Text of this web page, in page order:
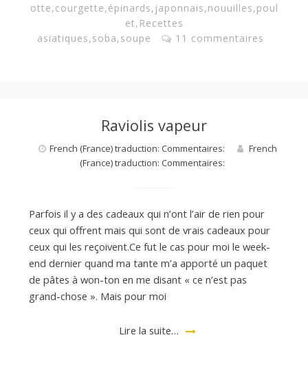
otte,courgette,épinards, japonnais,nouuilles,poul
et, Recettes
asiatiques,soba,soupe 11 commentaires
Raviolis vapeur
French (France) traduction: Commentaires:
French
(France) traduction: Commentaires:
Parfois il y a des cadeaux qui n’ont l’air de rien pour
ceux qui offrent mais qui sont de vrais cadeaux pour
ceux qui les reçoivent.Ce fut le cas pour moi le week-
end dernier quand ma tante m’a apporté un paquet
de pâtes à won-ton en me disant « ce n’est pas
grand-chose ». Mais pour moi
Lire la suite…